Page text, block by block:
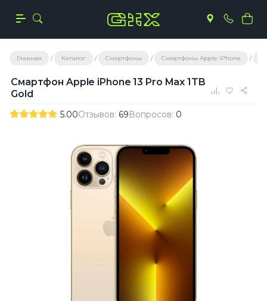
Главная Каталог Смартфоны Смартфоны Apple iPhone
Смартфон Apple iPhone 13 Pro Max 1TB
Gold
5.00Отзывов: 69Вопросов: 0